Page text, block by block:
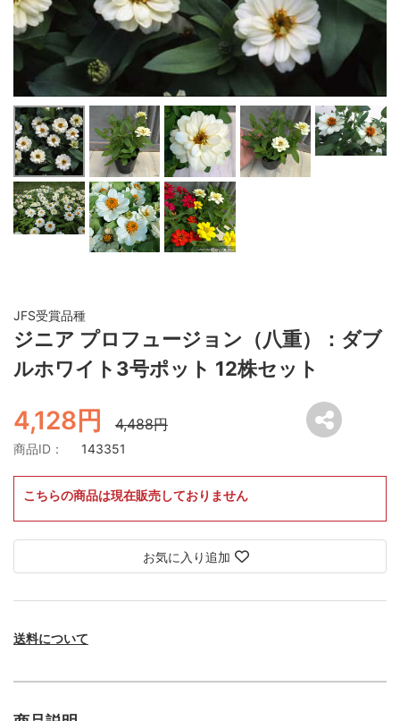
JFS受賞品種
ジニア プロフュージョン（八重）：ダブ
ルホワイト3号ポット 12株セット
4,128円 4,488円
商品ID： 143351
こちらの商品は現在販売しておりません
お気に入り追加
送料について